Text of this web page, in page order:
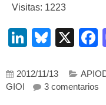
Visitas: 1223
LinkedIn
X
2012/11/13
GIOI
3 comentarios